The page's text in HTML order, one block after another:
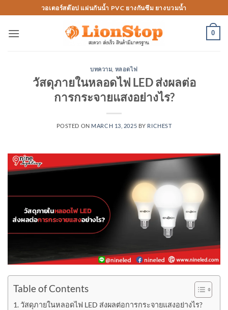
to
content
วอเตอร์สต๊อป แผ่นกันน้ำ PVC ยางกันซึม ยางบวมน้ำ
0
บทความ หลอดไฟ
วัสดุภายในหลอดไฟ LED ส่งผลต่อ
การกระจายแสงอย่างไร?
POSTED ON MARCH 13, 2025 BY RICHEST
Table of Contents
วัสดุภายในหลอดไฟ LED ส่งผลต่อการกระจายแสงอย่างไร?